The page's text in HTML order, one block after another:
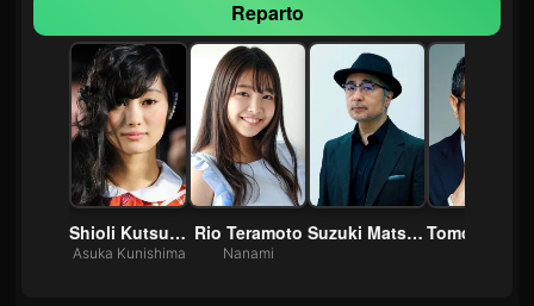
Reparto
Shioli Kutsuna
Asuka Kunishima
Rio Teramoto
Nanami
Suzuki Matsuo